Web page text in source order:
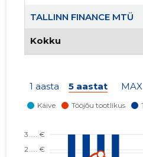
TALLINN FINANCE MTÜ
TORNIMÄE SELTS MTÜ
Kokku
1 aasta 5 aastat MAX